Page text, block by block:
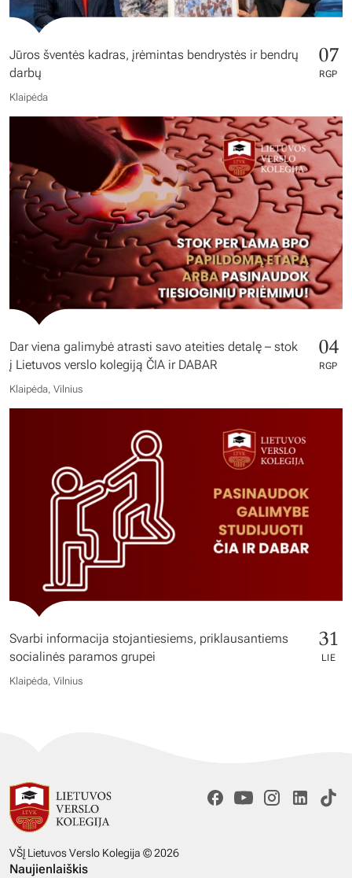
Jūros šventės kadras, įrėmintas bendrystės ir bendrų
darbų
07
RGP
Klaipėda
Dar viena galimybė atrasti savo ateities detalę – stok
į Lietuvos verslo kolegiją ČIA ir DABAR
04
RGP
Klaipėda, Vilnius
Svarbi informacija stojantiesiems, priklausantiems
socialinės paramos grupei
31
LIE
Klaipėda, Vilnius
VŠĮ Lietuvos Verslo Kolegija © 2026
Naujienlaiškis